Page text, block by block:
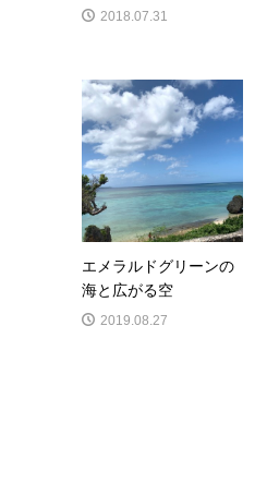
2018.07.31
エメラルドグリーンの
海と広がる空
2019.08.27